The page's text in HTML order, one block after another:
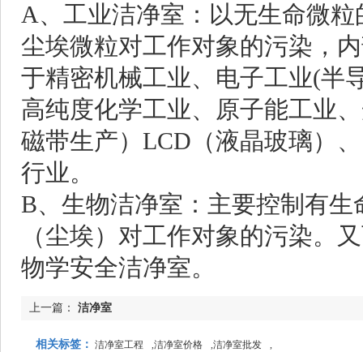
A、工业洁净室 ：以无生命微
尘埃微粒对工作对象的污染，
于精密机械工业、电子工业(半
高纯度化学工业、原子能工业
磁带生产）LCD（液晶玻璃）
行业。
B、生物洁净室 ：主要控制有
（尘埃）对工作对象的污染。
物学安全洁净室。
上一篇： 洁净室
相关标签： 洁净室工程 ,洁净室价格 ,洁净室批发 ,